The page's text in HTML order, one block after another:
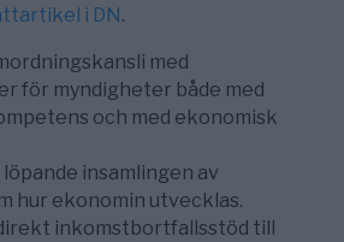
i DN.
med
för myndigheter både med
och med ekonomisk
insamlingen av
hur ekonomin utvecklas.
inkomstbortfallsstöd till